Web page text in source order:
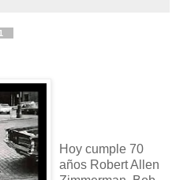
Hoy cumple 70
años Robert Allen